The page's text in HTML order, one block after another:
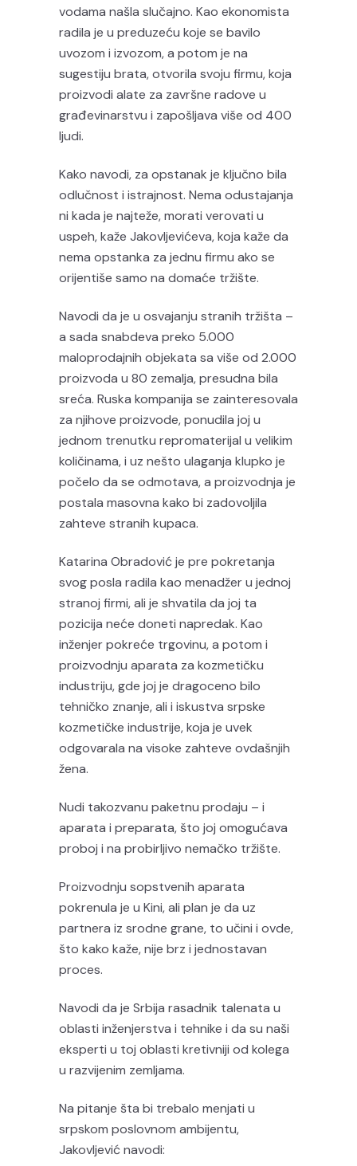
vodama našla slučajno. Kao ekonomista
radila je u preduzeću koje se bavilo
uvozom i izvozom, a potom je na
sugestiju brata, otvorila svoju firmu, koja
proizvodi alate za završne radove u
građevinarstvu i zapošljava više od 400
ljudi.
Kako navodi, za opstanak je ključno bila
odlučnost i istrajnost. Nema odustajanja
ni kada je najteže, morati verovati u
uspeh, kaže Jakovljevićeva, koja kaže da
nema opstanka za jednu firmu ako se
orijentiše samo na domaće tržište.
Navodi da je u osvajanju stranih tržišta –
a sada snabdeva preko 5.000
maloprodajnih objekata sa više od 2.000
proizvoda u 80 zemalja, presudna bila
sreća. Ruska kompanija se zainteresovala
za njihove proizvode, ponudila joj u
jednom trenutku repromaterijal u velikim
količinama, i uz nešto ulaganja klupko je
počelo da se odmotava, a proizvodnja je
postala masovna kako bi zadovoljila
zahteve stranih kupaca.
Katarina Obradović je pre pokretanja
svog posla radila kao menadžer u jednoj
stranoj firmi, ali je shvatila da joj ta
pozicija neće doneti napredak. Kao
inženjer pokreće trgovinu, a potom i
proizvodnju aparata za kozmetičku
industriju, gde joj je dragoceno bilo
tehničko znanje, ali i iskustva srpske
kozmetičke industrije, koja je uvek
odgovarala na visoke zahteve ovdašnjih
žena.
Nudi takozvanu paketnu prodaju – i
aparata i preparata, što joj omogućava
proboj i na probirljivo nemačko tržište.
Proizvodnju sopstvenih aparata
pokrenula je u Kini, ali plan je da uz
partnera iz srodne grane, to učini i ovde,
što kako kaže, nije brz i jednostavan
proces.
Navodi da je Srbija rasadnik talenata u
oblasti inženjerstva i tehnike i da su naši
eksperti u toj oblasti kretivniji od kolega
u razvijenim zemljama.
Na pitanje šta bi trebalo menjati u
srpskom poslovnom ambijentu,
Jakovljević navodi: